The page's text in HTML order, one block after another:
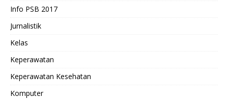
Info PSB 2017
Jurnalistik
Kelas
Keperawatan
Keperawatan Kesehatan
Komputer